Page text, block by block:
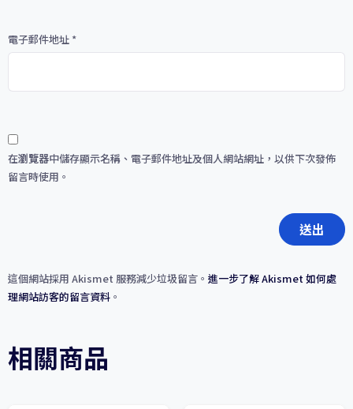
電子郵件地址 *
在瀏覽器中儲存顯示名稱、電子郵件地址及個人網站網址，以供下次發佈
留言時使用。
這個網站採用 Akismet 服務減少垃圾留言。 進一步了解 Akismet 如何處
理網站訪客的留言資料 。
相關商品